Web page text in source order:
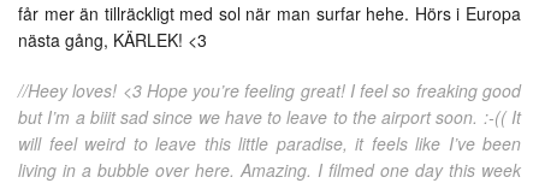
får mer än tillräckligt med sol när man surfar hehe. Hörs i Europa
nästa gång, KÄRLEK! <3
//Heey loves! <3 Hope you’re feeling great! I feel so freaking good
but I’m a biiit sad since we have to leave to the airport soon. :-(( It
will feel weird to leave this little paradise, it feels like I’ve been
living in a bubble over here. Amazing. I filmed one day this week